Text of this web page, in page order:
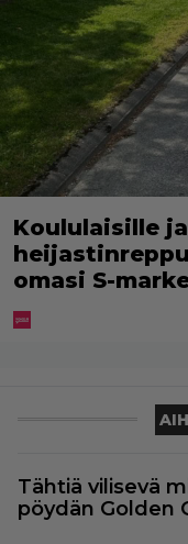
Koululaisille
omasi S-
Tähtiä vilisevä
pöydän Golden